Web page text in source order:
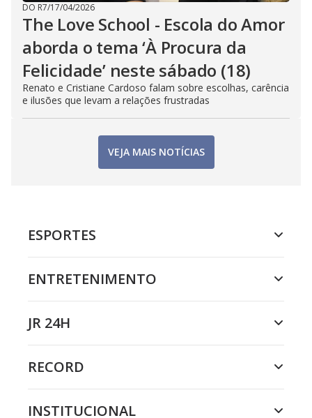
DO R7/17/04/2026
The Love School - Escola do Amor
aborda o tema ‘À Procura da
Felicidade’ neste sábado (18)
Renato e Cristiane Cardoso falam sobre escolhas, carência
e ilusões que levam a relações frustradas
VEJA MAIS NOTÍCIAS
ESPORTES
ENTRETENIMENTO
JR 24H
RECORD
INSTITUCIONAL